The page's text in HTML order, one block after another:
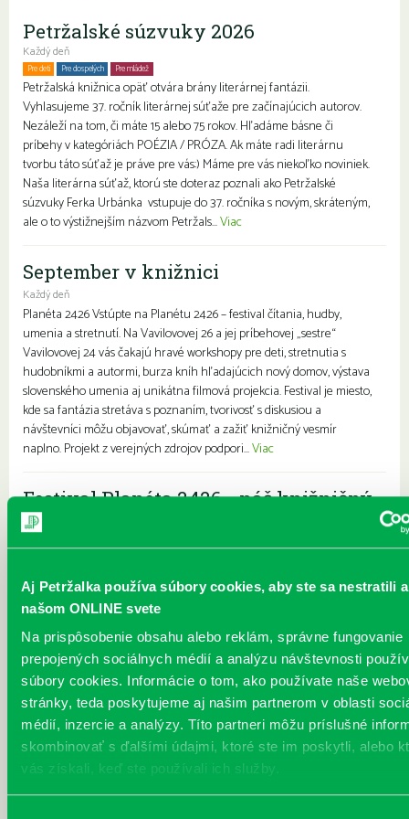
Aj Petržalka používa súbory cookies, aby ste sa nestratili
našom ONLINE svete
Na prispôsobenie obsahu alebo reklám, správne fungovanie
prepojených sociálnych médií a analýzu návštevnosti
súbory cookies. Informácie o tom, ako používate naše
stránky, teda poskytujeme aj našim partnerom v oblasti
médií, inzercie a analýzy. Títo partneri môžu príslušné
skombinovať s ďalšími údajmi, ktoré ste im poskytli, alebo
vás získali, keď ste používali ich služby.
Petržalské súzvuky 2026
Každý deň
Pre deti Pre dospelých Pre mládež
Petržalská knižnica opäť otvára brány literárnej fantázii.
Vyhlasujeme 37. ročník literárnej súťaže pre začínajúcich autorov.
Nezáleží na tom, či máte 15 alebo 75 rokov. Hľadáme básne či
príbehy v kategóriách POÉZIA / PRÓZA. Ak máte radi literárnu
tvorbu táto súťaž je práve pre vás:) Máme pre vás niekoľko noviniek.
Naša literárna súťaž, ktorú ste doteraz poznali ako Petržalské
súzvuky Ferka Urbánka vstupuje do 37. ročníka s novým, skráteným,
ale o to výstižnejším názvom Petržals...Viac
September v knižnici
Každý deň
Planéta 2426 Vstúpte na Planétu 2426 – festival čítania, hudby,
umenia a stretnutí. Na Vavilovovej 26 a jej príbehovej „sestre“
Vavilovovej 24 vás čakajú hravé workshopy pre deti, stretnutia s
hudobníkmi a autormi, burza kníh hľadajúcich nový domov, výstava
slovenského umenia aj unikátna filmová projekcia. Festival je miesto,
kde sa fantázia stretáva s poznaním, tvorivosť s diskusiou a
návštevníci môžu objavovať, skúmať a zažiť knižničný vesmír
naplno. Projekt z verejných zdrojov podpori...Viac
Festival Planéta 2426 - náš knižničný
vesmír čítania, diskusií, premietania
a stretnutí
Komunitné stretnutia Pre deti Pre dospelých Rodiny s deťmi
Radi by sme vám predstavili náš knižničný vesmír - festival čítania,
Vavilovova 26 a jej príbehová „sestra“ Vavilovova 24 sa stanú vašimi
planétkami, novými svetmi, ktoré vás nasmerujú nielen do naratívov
a myšlienok ukrytých v knihách. „Planéta 2426“ vysiela aj hudobné
tóny, rozvíja kritické myslenie, rešpekt a toleranciu, poznávanie
miesta a mesta, v ktorom žijeme, stretnutia so zaujímavými hosťami,
workshopy, besedy, premietan...Viac
Slimák Henry